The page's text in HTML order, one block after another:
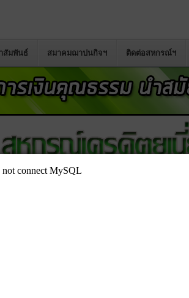
สัมพันธ์ สมาคมฌาปนกิจฯ ติดต่อสหกรณ์ฯ
จำปี 2568
และ